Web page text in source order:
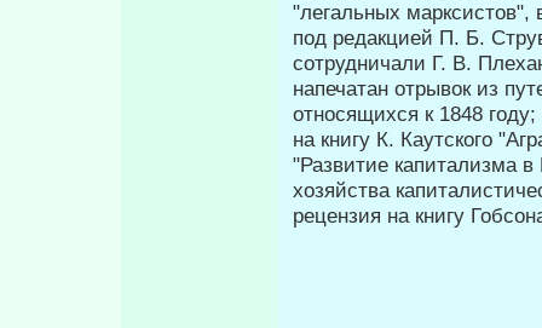
"легальных мар­ксистов",
под редакцией П. Б.
сотрудничали Г. В.
напечатан отрывок из
относящихся к 1848
на книгу К. Каутского
"Развитие капитализма
хозяйства
рецензия на книгу